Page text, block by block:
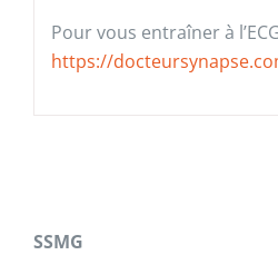
Pour vous entraîner à
https://
SSMG